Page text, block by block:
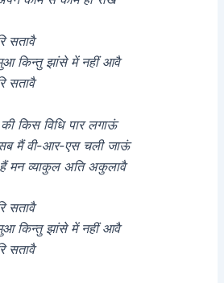
सतावै
किन्तु झांसे में नहीं आवै
सतावै
किस विधि पार लगाऊं
मैं वी-आर-एस चली जाऊं
मन व्याकुल अति अकुलावै
सतावै
किन्तु झांसे में नहीं आवै
सतावै